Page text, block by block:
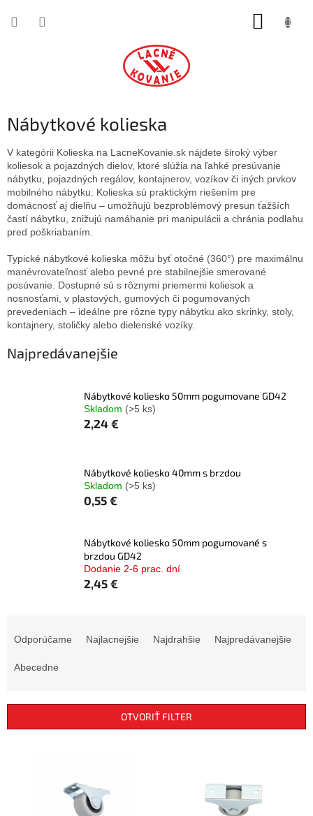
Nábytkové kolieska
V kategórii Kolieska na LacneKovanie.sk nájdete široký výber
koliesok a pojazdných dielov, ktoré slúžia na ľahké presúvanie
nábytku, pojazdných regálov, kontajnerov, vozíkov či iných prvkov
mobilného nábytku. Kolieska sú praktickým riešením pre
domácnosť aj dielňu – umožňujú bezproblémový presun ťažších
častí nábytku, znižujú namáhanie pri manipulácii a chránia podlahu
pred poškriabaním.
Typické nábytkové kolieska môžu byť otočné (360°) pre maximálnu
manévrovateľnosť alebo pevné pre stabilnejšie smerované
posúvanie. Dostupné sú s rôznymi priemermi koliesok a
nosnosťami, v plastových, gumových či pogumovaných
prevedeniach – ideálne pre rôzne typy nábytku ako skrinky, stoly,
kontajnery, stoličky alebo dielenské vozíky.
Najpredávanejšie
Nábytkové koliesko 50mm pogumovane GD42
Skladom (>5 ks)
2,24 €
Nábytkové koliesko 40mm s brzdou
Skladom (>5 ks)
0,55 €
Nábytkové koliesko 50mm pogumované s
brzdou GD42
Dodanie 2-6 prac. dní
2,45 €
p
Odporúčame Najlacnejšie Najdrahšie Najpredávanejšie
Abecedne
OTVORIŤ FILTER